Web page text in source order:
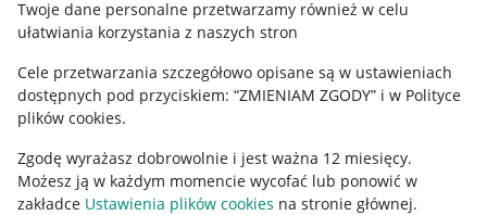
Twoje dane personalne przetwarzamy również w celu
ułatwiania korzystania z naszych stron
Cele przetwarzania szczegółowo opisane są w ustawieniach
dostępnych pod przyciskiem: “ZMIENIAM ZGODY” i w Polityce
plików cookies.
Zgodę wyrażasz dobrowolnie i jest ważna 12 miesięcy.
Możesz ją w każdym momencie wycofać lub ponowić w
zakładce Ustawienia plików cookies na stronie głównej.
Ustawienia plików "cookies"
Udostępnianie lokalizacji
Informacje dla Aktu o Usługach Cyfrowych
Pobierz aplikację